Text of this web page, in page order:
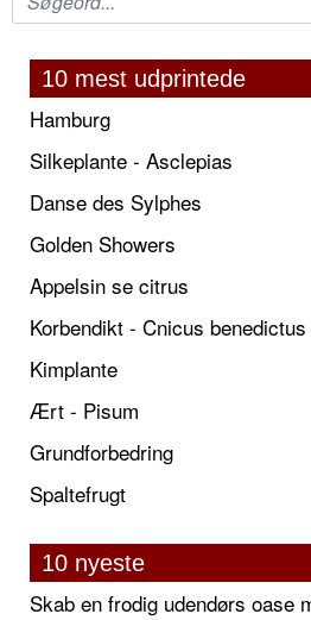
10 mest udprintede
Hamburg
Silkeplante - Asclepias
Danse des Sylphes
Golden Showers
Appelsin se citrus
Korbendikt - Cnicus benedictus
Kimplante
Ært - Pisum
Grundforbedring
Spaltefrugt
10 nyeste